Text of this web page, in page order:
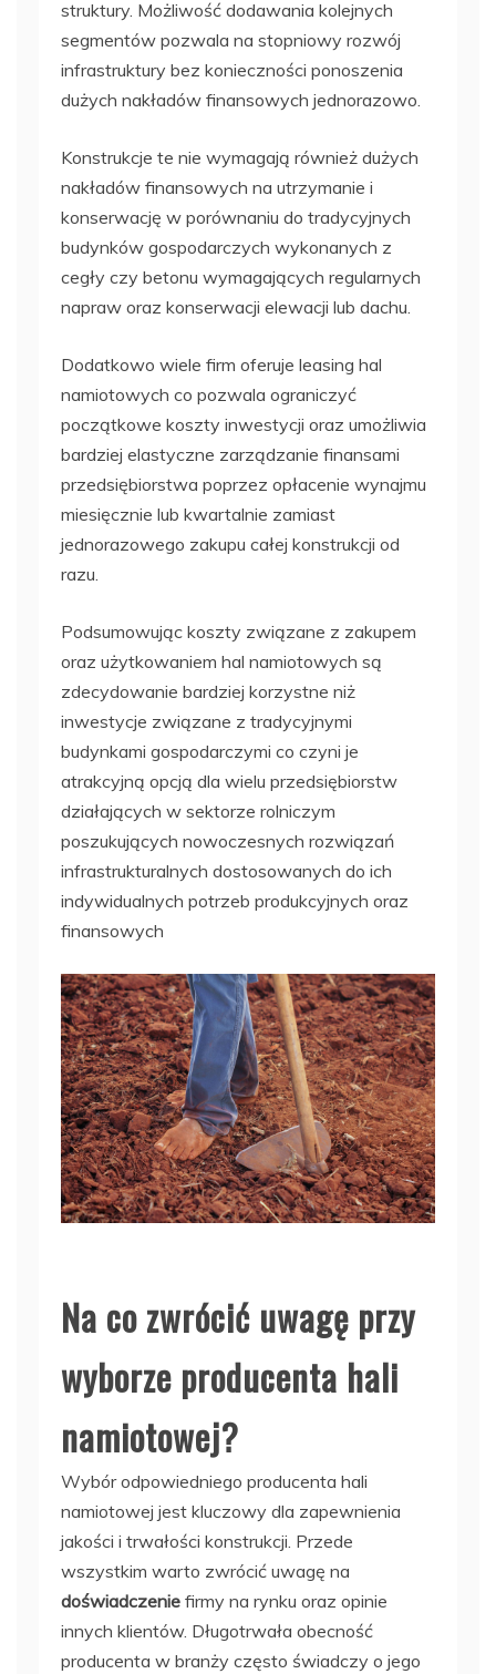
struktury. Możliwość dodawania kolejnych
segmentów pozwala na stopniowy rozwój
infrastruktury bez konieczności ponoszenia
dużych nakładów finansowych jednorazowo.
Konstrukcje te nie wymagają również dużych
nakładów finansowych na utrzymanie i
konserwację w porównaniu do tradycyjnych
budynków gospodarczych wykonanych z
cegły czy betonu wymagających regularnych
napraw oraz konserwacji elewacji lub dachu.
Dodatkowo wiele firm oferuje leasing hal
namiotowych co pozwala ograniczyć
początkowe koszty inwestycji oraz umożliwia
bardziej elastyczne zarządzanie finansami
przedsiębiorstwa poprzez opłacenie wynajmu
miesięcznie lub kwartalnie zamiast
jednorazowego zakupu całej konstrukcji od
razu.
Podsumowując koszty związane z zakupem
oraz użytkowaniem hal namiotowych są
zdecydowanie bardziej korzystne niż
inwestycje związane z tradycyjnymi
budynkami gospodarczymi co czyni je
atrakcyjną opcją dla wielu przedsiębiorstw
działających w sektorze rolniczym
poszukujących nowoczesnych rozwiązań
infrastrukturalnych dostosowanych do ich
indywidualnych potrzeb produkcyjnych oraz
finansowych
Na co zwrócić uwagę przy
wyborze producenta hali
namiotowej?
Wybór odpowiedniego producenta hali
namiotowej jest kluczowy dla zapewnienia
jakości i trwałości konstrukcji. Przede
wszystkim warto zwrócić uwagę na
doświadczenie firmy na rynku oraz opinie
innych klientów. Długotrwała obecność
producenta w branży często świadczy o jego